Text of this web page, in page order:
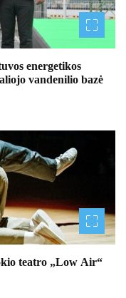
energetikos
vandenilio bazė
teatro „Low Air“